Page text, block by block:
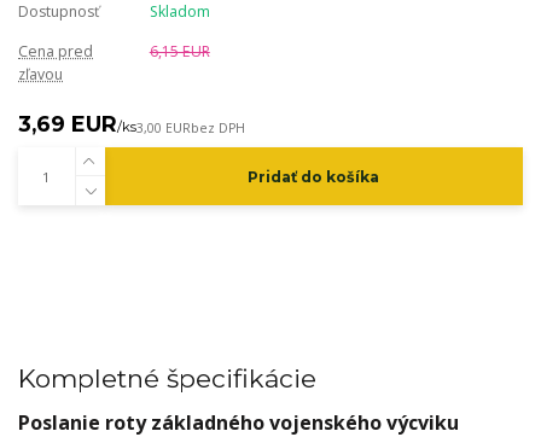
Dostupnosť
Skladom
Cena pred
zľavou
6,15 EUR
3,69 EUR/ks3,00 EURbez DPH
Pridať do košíka
Kompletné špecifikácie
Poslanie roty základného vojenského výcviku